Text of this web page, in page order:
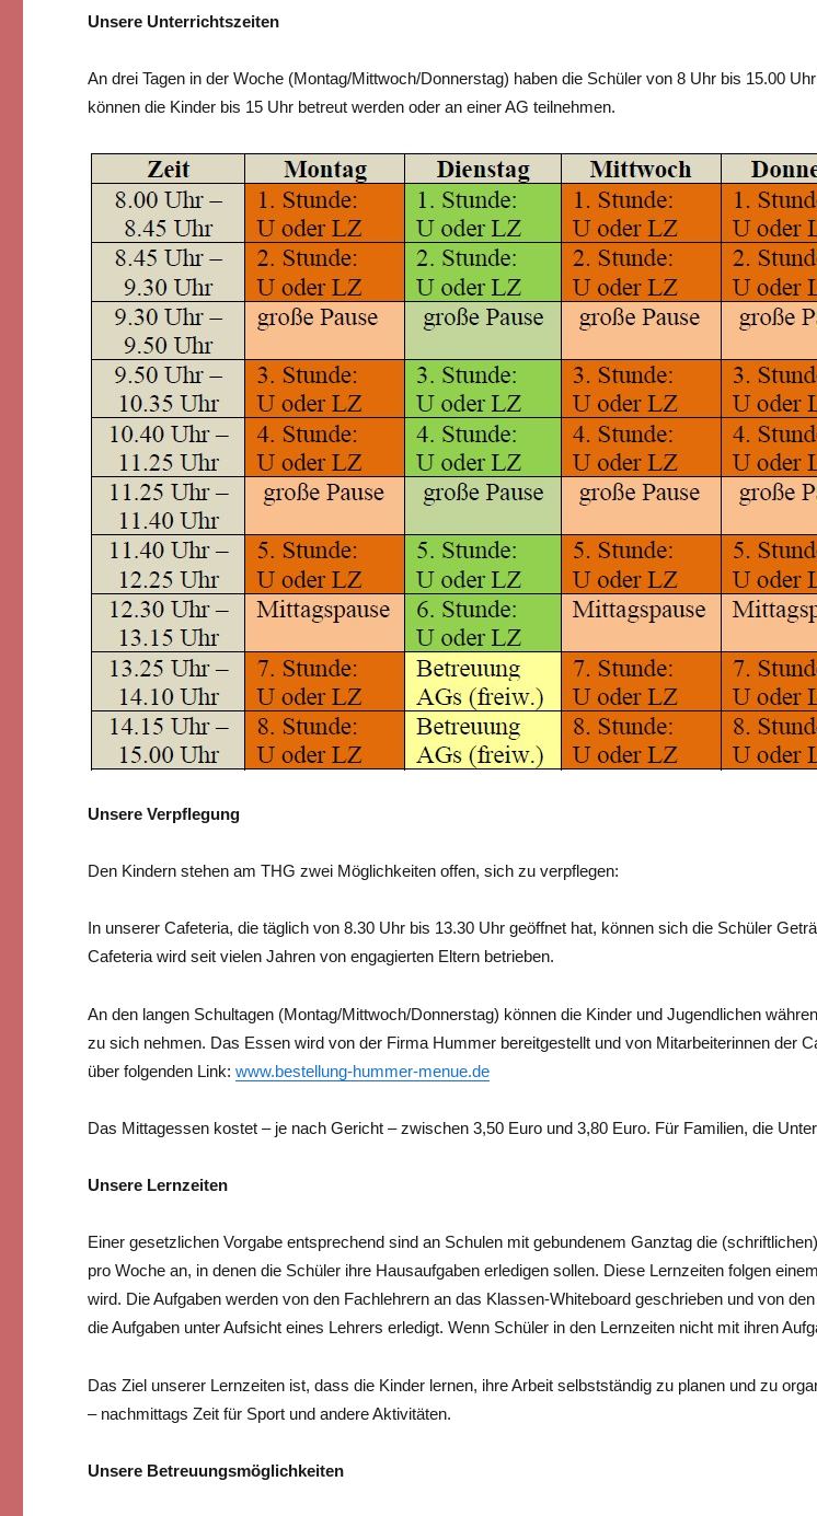
Unsere Unterrichtszeiten
An drei Tagen in der Woche (Montag/Mittwoch/Donnerstag) haben die Schüler von 8 Uhr bis 15.00
können die Kinder bis 15 Uhr betreut werden oder an einer AG teilnehmen.
Unsere Verpflegung
Den Kindern stehen am THG zwei Möglichkeiten offen, sich zu verpflegen:
In unserer Cafeteria, die täglich von 8.30 Uhr bis 13.30 Uhr geöffnet hat, können sich die Schüler
Cafeteria wird seit vielen Jahren von engagierten Eltern betrieben.
An den langen Schultagen (Montag/Mittwoch/Donnerstag) können die Kinder und Jugendlichen
zu sich nehmen. Das Essen wird von der Firma Hummer bereitgestellt und von Mitarbeiterinnen der
über folgenden Link:www.bestellung-hummer-menue.de
Das Mittagessen kostet – je nach Gericht – zwischen 3,50 Euro und 3,80 Euro. Für Familien, die
Unsere Lernzeiten
Einer gesetzlichen Vorgabe entsprechend sind an Schulen mit gebundenem Ganztag die
pro Woche an, in denen die Schüler ihre Hausaufgaben erledigen sollen. Diese Lernzeiten folgen
wird. Die Aufgaben werden von den Fachlehrern an das Klassen-Whiteboard geschrieben und von
die Aufgaben unter Aufsicht eines Lehrers erledigt. Wenn Schüler in den Lernzeiten nicht mit ihren
Das Ziel unserer Lernzeiten ist, dass die Kinder lernen, ihre Arbeit selbstständig zu planen und zu
– nachmittags Zeit für Sport und andere Aktivitäten.
Unsere Betreuungsmöglichkeiten